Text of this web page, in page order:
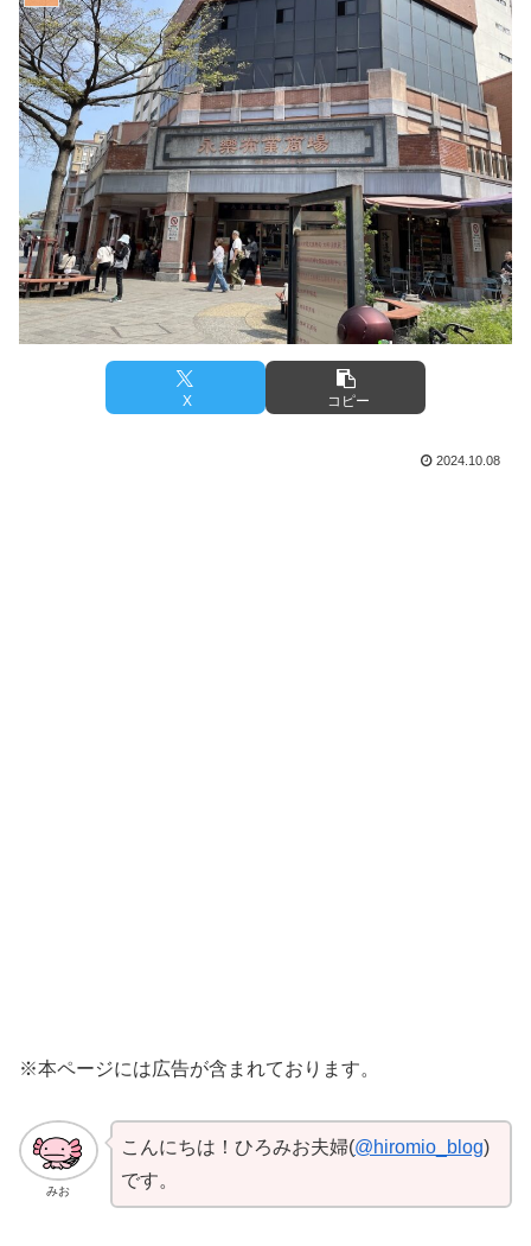
X コピー
2024.10.08
※本ページには広告が含まれております。
みお
こんにちは！ひろみお夫婦(@hiromio_blog)
です。